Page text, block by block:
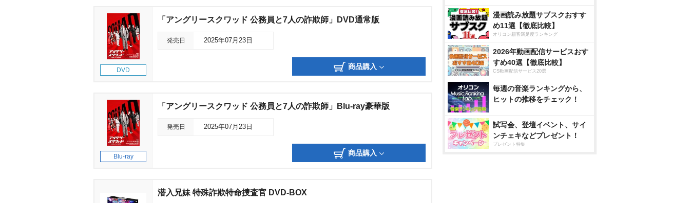
DVD
「アングリースクワッド 公務員と7人の詐欺師」DVD通常版
発売日 2025年07月23日
商品購入
Blu-ray
「アングリースクワッド 公務員と7人の詐欺師」Blu-ray豪華版
発売日 2025年07月23日
商品購入
潜入兄妹 特殊詐欺特命捜査官 DVD-BOX
漫画読み放題サブスクおすす
め11選【徹底比較】
オリコン顧客満足度ランキング
2026年動画配信サービスおす
すめ40選【徹底比較】
CS動画配信サービス20選
毎週の音楽ランキングから、
ヒットの推移をチェック！
試写会、登壇イベント、サイ
ンチェキなどプレゼント！
プレゼント特集